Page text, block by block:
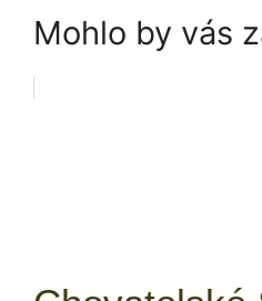
Mohlo by vás